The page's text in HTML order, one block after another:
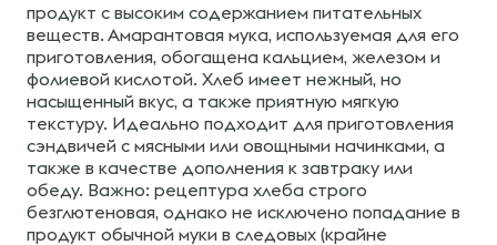
продукт с высоким содержанием питательных
веществ. Амарантовая мука, используемая для его
приготовления, обогащена кальцием, железом и
фолиевой кислотой. Хлеб имеет нежный, но
насыщенный вкус, а также приятную мягкую
текстуру. Идеально подходит для приготовления
сэндвичей с мясными или овощными начинками, а
также в качестве дополнения к завтраку или
обеду. Важно: рецептура хлеба строго
безглютеновая, однако не исключено попадание в
продукт обычной муки в следовых (крайне